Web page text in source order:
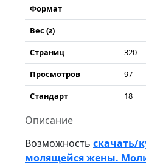
Формат
Вес (г)
Страниц
320
Просмотров
97
Стандарт
18
Описание
Возможность скачать/
молящейся жены.